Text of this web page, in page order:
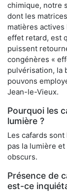
chimique, notre
dont les
matières
effet retard, est
puissent
congénères «
pulvérisation, la
pouvons
Jean-le-Vieux.
Pourquoi les
lumière ?
Les cafards
pas la lumière
obscurs.
Présence de
est-ce